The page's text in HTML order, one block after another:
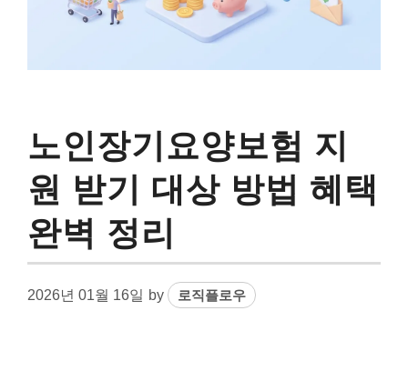
노인장기요양보험 지
원 받기 대상 방법 혜택
완벽 정리
2026년 01월 16일 by 로직플로우